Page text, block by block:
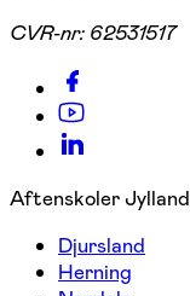
CVR-nr: 62531517
Aftenskoler Jylland
Djursland
Herning